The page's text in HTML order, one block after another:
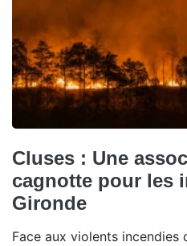
Cluses : Une
cagnotte pour les
Gironde
Face aux violents